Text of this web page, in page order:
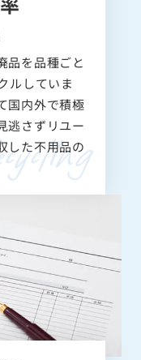
品を品種ごと
ルしていま
国内外で積極
さずリユー
した不用品の